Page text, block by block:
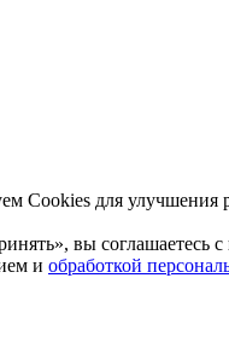
Cookies для улучшения
вы соглашаетесь с
и обработкой